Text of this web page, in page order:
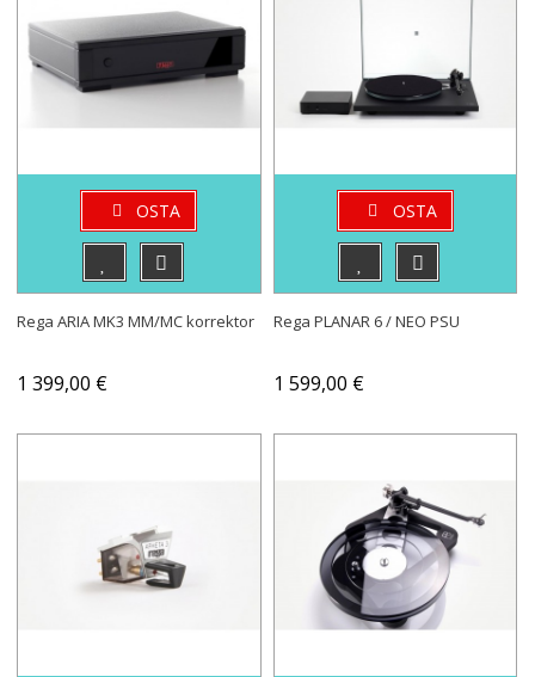
OSTA
Rega ARIA MK3 MM/MC korrektor
1 399,00 €
OSTA
Rega PLANAR 6 / NEO PSU
1 599,00 €